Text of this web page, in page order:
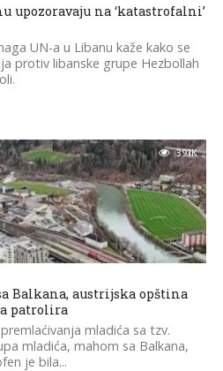
upozoravaju na ‘katastrofalni’
UN-a u Libanu kaže kako se
protiv libanske grupe Hezbollah
39.1K
Balkana, austrijska opština
patrolira
mladića sa tzv.
mladića, mahom sa Balkana,
je bila...